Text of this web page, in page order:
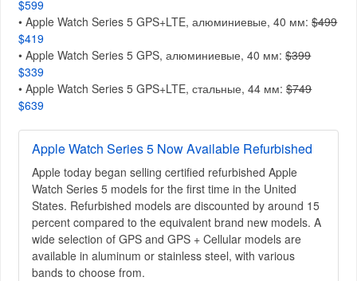
$599
• Apple Watch Series 5 GPS+LTE, алюминиевые, 40 мм:$499
$419
• Apple Watch Series 5 GPS, алюминиевые, 40 мм:$399
$339
• Apple Watch Series 5 GPS+LTE, стальные, 44 мм:$749
$639
Apple Watch Series 5 Now Available Refurbished
Apple today began selling certified refurbished Apple
Watch Series 5 models for the first time in the United
States. Refurbished models are discounted by around 15
percent compared to the equivalent brand new models. A
wide selection of GPS and GPS + Cellular models are
available in aluminum or stainless steel, with various
bands to choose from.